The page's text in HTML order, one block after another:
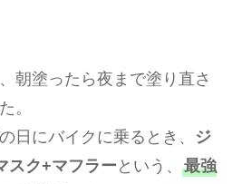
朝塗ったら夜まで塗り直さ
。
日にバイクに乗るとき、
ジ
スク+マフラー という、 最強